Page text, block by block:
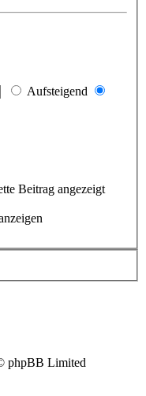
Aufsteigend
Beitrag angezeigt
phpBB Limited